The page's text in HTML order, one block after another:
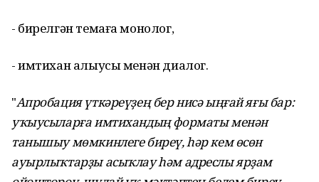
- бирелгән темаға монолог,
- имтихан алыусы менән диалог.
"Апробация үткәреүҙең бер нисә ыңғай яғы бар:
уҡыусыларға имтихандың форматы менән
танышыу мөмкинлеге биреү, һәр кем өсөн
ауырлыҡтарҙы асыҡлау һәм адреслы ярҙам